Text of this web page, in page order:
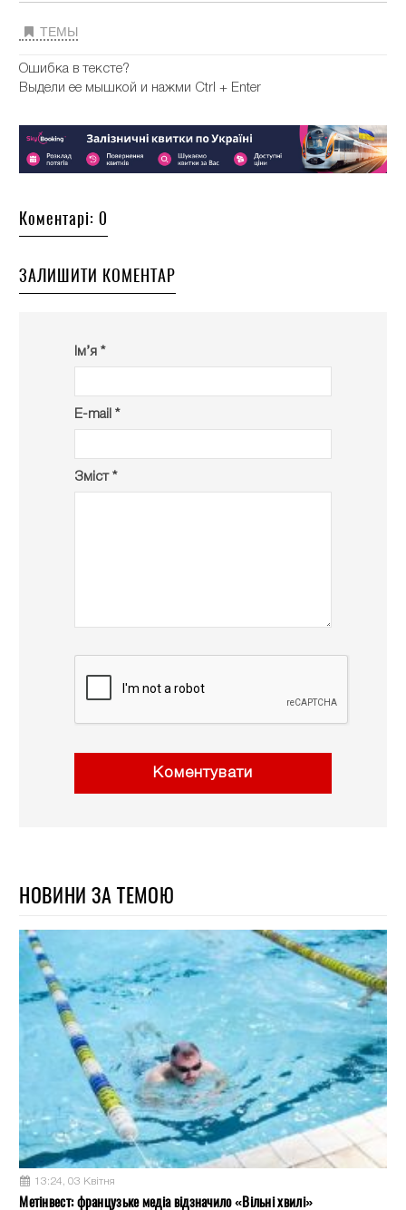
ТЕМЫ
Ошибка в тексте?
Выдели ее мышкой и нажми Ctrl + Enter
Коментарі: 0
ЗАЛИШИТИ КОМЕНТАР
Ім’я *
E-mail *
Зміст *
Коментувати
НОВИНИ ЗА ТЕМОЮ
13:24, 03 Квітня
Метінвест: французьке медіа відзначило «Вільні хвилі»